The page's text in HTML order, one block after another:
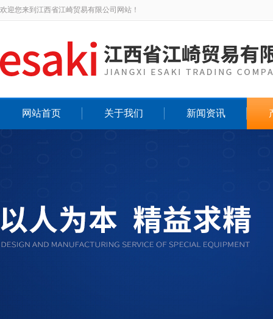
欢迎您来到江西省江崎贸易有限公司网站！
网站首页 关于我们 新闻资讯